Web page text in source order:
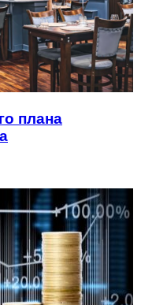
плана